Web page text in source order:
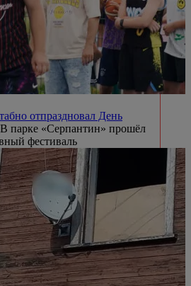
отпраздновал День
В парке «Серпантин» прошёл
фестиваль